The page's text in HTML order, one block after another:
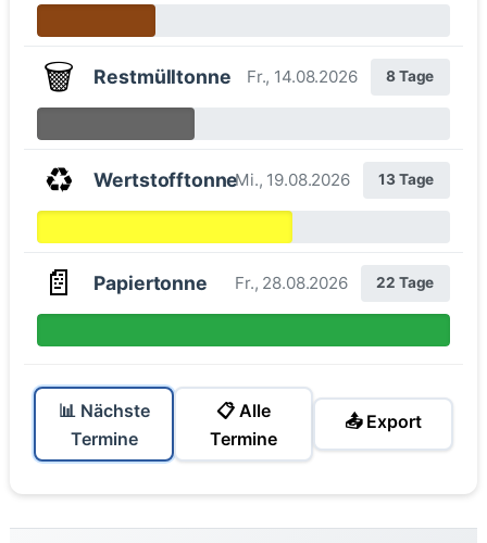
🗑️ Restmülltonne Fr., 14.08.2026 8 Tage
♻️ WertstofftonneMi., 19.08.2026 13 Tage
📄 Papiertonne Fr., 28.08.2026 22 Tage
📊 Nächste
Termine
📋 Alle
Termine
📤 Export